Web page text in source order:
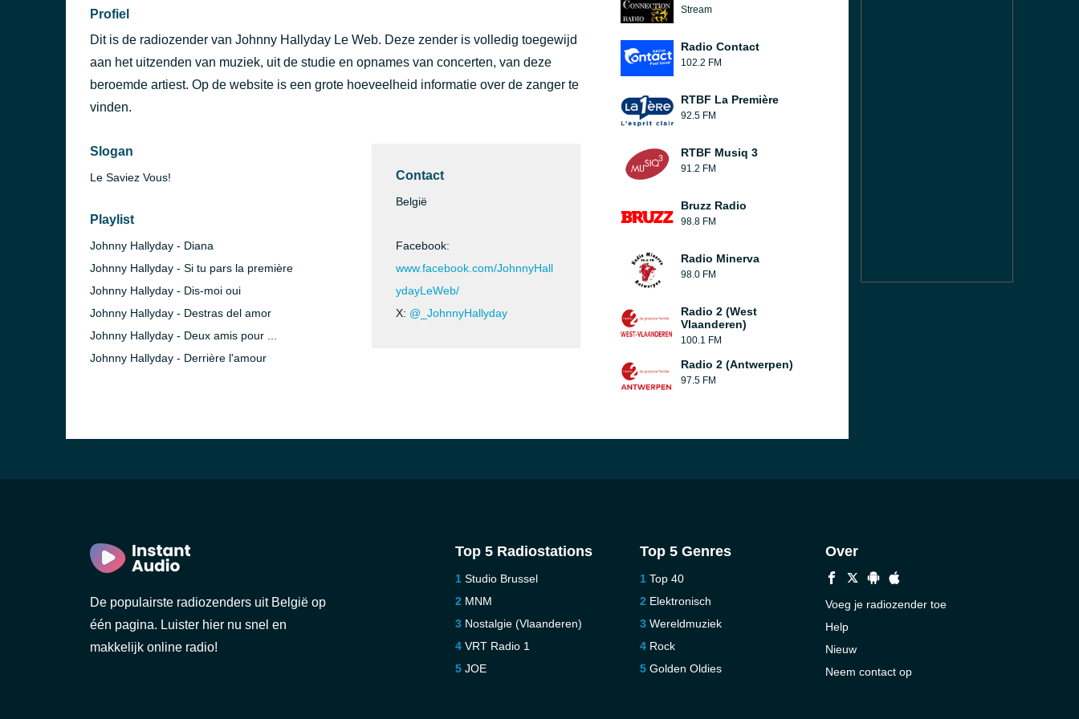
Profiel
Dit is de radiozender van Johnny Hallyday Le Web. Deze zender is volledig toegewijd
aan het uitzenden van muziek, uit de studie en opnames van concerten, van deze
beroemde artiest. Op de website is een grote hoeveelheid informatie over de zanger te
vinden.
Slogan
Le Saviez Vous!
Playlist
Johnny Hallyday - Diana
Johnny Hallyday - Si tu pars la première
Johnny Hallyday - Dis-moi oui
Johnny Hallyday - Destras del amor
Johnny Hallyday - Deux amis pour ...
Johnny Hallyday - Derrière l'amour
Contact
België
Facebook:
www.facebook.com/JohnnyHall
ydayLeWeb/
X: @_JohnnyHallyday
Stream
Radio Contact
102.2 FM
RTBF La Première
92.5 FM
RTBF Musiq 3
91.2 FM
Bruzz Radio
98.8 FM
Radio Minerva
98.0 FM
Radio 2 (West
Vlaanderen)
100.1 FM
Radio 2 (Antwerpen)
97.5 FM
De populairste radiozenders uit België op
één pagina. Luister hier nu snel en
makkelijk online radio!
Top 5 Radiostations
Studio Brussel
MNM
Nostalgie (Vlaanderen)
VRT Radio 1
JOE
Top 5 Genres
Top 40
Elektronisch
Wereldmuziek
Rock
Golden Oldies
Over
Voeg je radiozender toe
Help
Nieuw
Neem contact op